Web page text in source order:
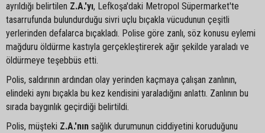
ayrıldığı belirtilen Z.A.'yı, Lefkoşa'daki Metropol Süpermarket'te
tasarrufunda bulundurduğu sivri uçlu bıçakla vücudunun çeşitli
yerlerinden defalarca bıçakladı. Polise göre zanlı, söz konusu eylemi
mağduru öldürme kastıyla gerçekleştirerek ağır şekilde yaraladı ve
öldürmeye teşebbüs etti.
Polis, saldırının ardından olay yerinden kaçmaya çalışan zanlının,
elindeki aynı bıçakla bu kez kendisini yaraladığını anlattı. Zanlının bu
sırada baygınlık geçirdiği belirtildi.
Polis, müşteki Z.A.'nın sağlık durumunun ciddiyetini koruduğunu